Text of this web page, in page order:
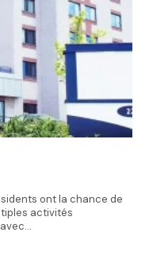
ont la chance de
activités